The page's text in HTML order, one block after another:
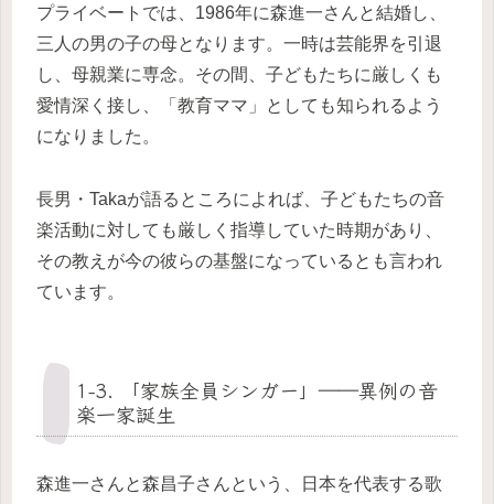
プライベートでは、1986年に森進一さんと結婚し、
三人の男の子の母となります。一時は芸能界を引退
し、母親業に専念。その間、子どもたちに厳しくも
愛情深く接し、「教育ママ」としても知られるよう
になりました。
長男・Takaが語るところによれば、子どもたちの音
楽活動に対しても厳しく指導していた時期があり、
その教えが今の彼らの基盤になっているとも言われ
ています。
1-3. 「家族全員シンガー」――異例の音
楽一家誕生
森進一さんと森昌子さんという、日本を代表する歌